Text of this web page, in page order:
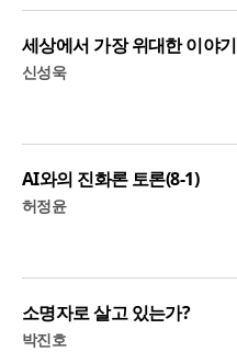
세상에서 가장 위대한 이야기
신성욱
AI와의 진화론 토론(8-1)
허정윤
소명자로 살고 있는가?
박진호